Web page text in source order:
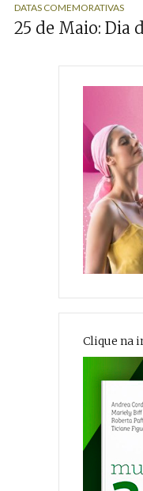
DATAS COMEMORATIVAS
25 de Maio: Dia
Clique na